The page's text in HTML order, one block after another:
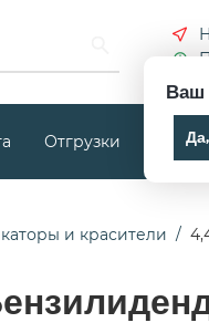
Ваш
Отгрузки
и красители